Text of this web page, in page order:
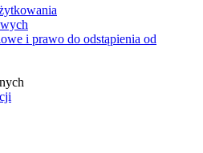
i prawo do odstąpienia od